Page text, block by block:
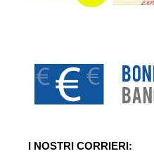
I NOSTRI CORRIERI: